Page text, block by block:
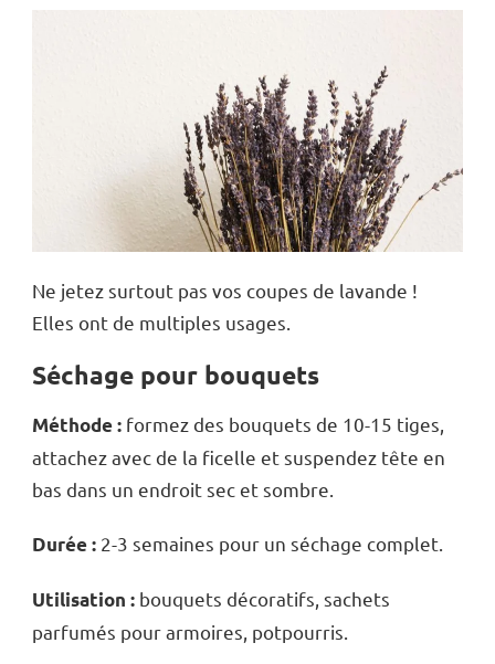
Ne jetez surtout pas vos coupes de lavande !
Elles ont de multiples usages.
Séchage pour bouquets
Méthode : formez des bouquets de 10-15 tiges,
attachez avec de la ficelle et suspendez tête en
bas dans un endroit sec et sombre.
Durée : 2-3 semaines pour un séchage complet.
Utilisation : bouquets décoratifs, sachets
parfumés pour armoires, potpourris.